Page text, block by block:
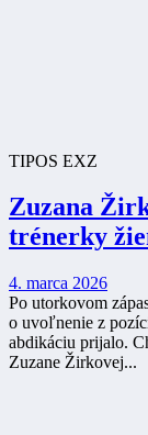
TIPOS EXZ
Zuzana
trénerky
4. marca 2026
Po utorkovom
o uvoľnenie z
abdikáciu prijalo.
Zuzane Žirkovej...